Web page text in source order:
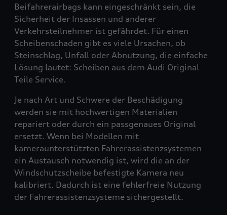
Beifahrerairbags kann eingeschränkt sein, die
Sicherheit der Insassen und anderer
Verkehrsteilnehmer ist gefährdet. Für einen
Scheibenschaden gibt es viele Ursachen, ob
Steinschlag, Unfall oder Abnutzung, die einfache
Lösung lautet: Scheiben aus dem Audi Original
Teile Service.
Je nach Art und Schwere der Beschädigung
werden sie mit hochwertigen Materialien
repariert oder durch ein passgenaues Original
ersetzt. Wenn bei Modellen mit
kameraunterstützten Fahrerassistenzsystemen
ein Austausch notwendig ist, wird die an der
Windschutzscheibe befestigte Kamera neu
kalibriert. Dadurch ist eine fehlerfreie Nutzung
der Fahrerassistenzsysteme sichergestellt.